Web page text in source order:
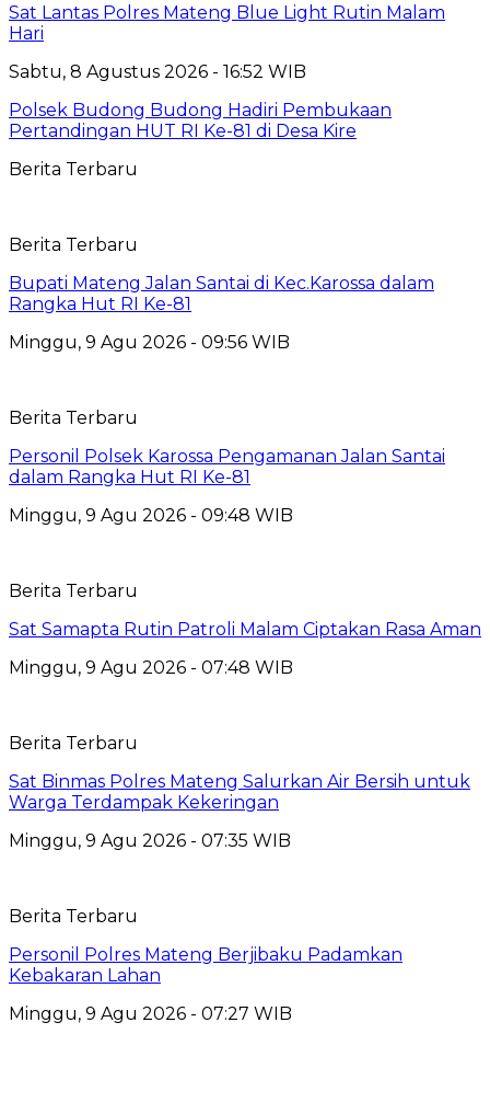
Sat Lantas Polres Mateng Blue Light Rutin Malam
Hari
Sabtu, 8 Agustus 2026 - 16:52 WIB
Polsek Budong Budong Hadiri Pembukaan
Pertandingan HUT RI Ke-81 di Desa Kire
Berita Terbaru
Berita Terbaru
Bupati Mateng Jalan Santai di Kec.Karossa dalam
Rangka Hut RI Ke-81
Minggu, 9 Agu 2026 - 09:56 WIB
Berita Terbaru
Personil Polsek Karossa Pengamanan Jalan Santai
dalam Rangka Hut RI Ke-81
Minggu, 9 Agu 2026 - 09:48 WIB
Berita Terbaru
Sat Samapta Rutin Patroli Malam Ciptakan Rasa Aman
Minggu, 9 Agu 2026 - 07:48 WIB
Berita Terbaru
Sat Binmas Polres Mateng Salurkan Air Bersih untuk
Warga Terdampak Kekeringan
Minggu, 9 Agu 2026 - 07:35 WIB
Berita Terbaru
Personil Polres Mateng Berjibaku Padamkan
Kebakaran Lahan
Minggu, 9 Agu 2026 - 07:27 WIB